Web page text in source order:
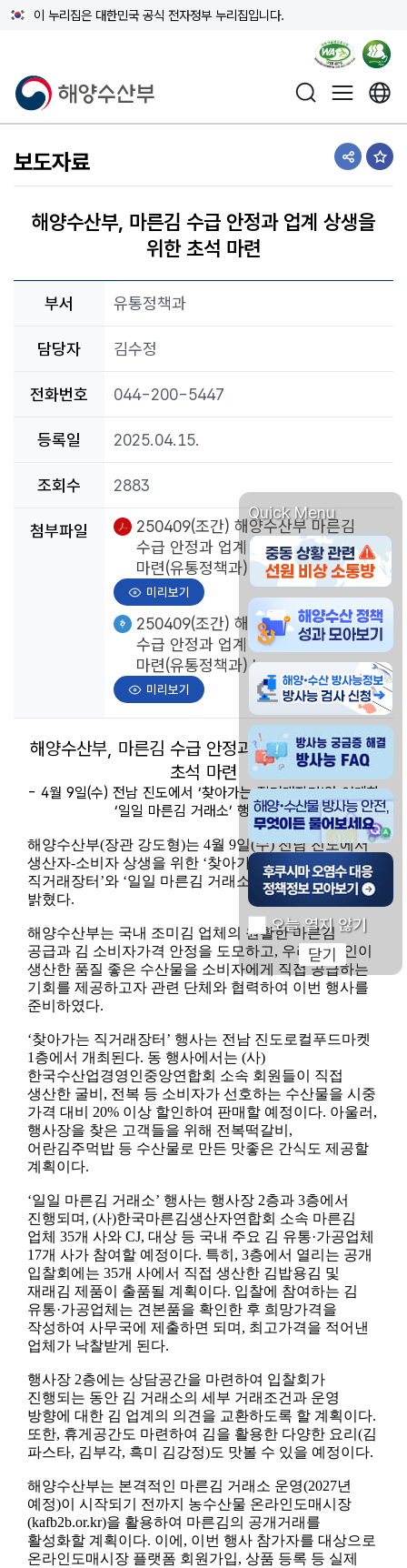
이 누리집은 대한민국 공식 전자정부 누리집입니다.
해양수산부
보도자료 공유하
즐
해양수산부, 마른김 수급 안정과 업계 상생을
위한 초석 마련
부서 유통정책과
담당자 김수정
전화번호 044-200-5447
등록일 2025.04.15.
조회수 2883
첨부파일 pdf파일
250409(조간) 해양수산부 마른김
수급 안정과 업계 상생을 위한 초석
마련(유통정책과).pdf
미리보기
한글파일
250409(조간) 해양수산부 마른김
수급 안정과 업계 상생을 위한 초석
마련(유통정책과).hwpx
미리보기
해양수산부, 마른김 수급 안정과 업계 상생을 위한
초석 마련
- 4월 9일(수) 전남 진도에서 ‘찾아가는 직거래장터’와 연계한
‘일일 마른김 거래소’ 행사 개최
해양수산부(장관 강도형)는 4월 9일(수) 전남 진도에서
생산자-소비자 상생을 위한 ‘찾아가는 수산물
직거래장터’와 ‘일일 마른김 거래소’ 행사를 개최한다고
밝혔다.
해양수산부는 국내 조미김 업체의 원활한 마른김
공급과 김 소비자가격 안정을 도모하고, 우리 어업인이
생산한 품질 좋은 수산물을 소비자에게 직접 공급하는
기회를 제공하고자 관련 단체와 협력하여 이번 행사를
준비하였다.
‘찾아가는 직거래장터’ 행사는 전남 진도로컬푸드마켓
1층에서 개최된다. 동 행사에서는 (사)
한국수산업경영인중앙연합회 소속 회원들이 직접
생산한 굴비, 전복 등 소비자가 선호하는 수산물을 시중
가격 대비 20% 이상 할인하여 판매할 예정이다. 아울러,
행사장을 찾은 고객들을 위해 전복떡갈비,
어란김주먹밥 등 수산물로 만든 맛좋은 간식도 제공할
계획이다.
‘일일 마른김 거래소’ 행사는 행사장 2층과 3층에서
진행되며, (사)한국마른김생산자연합회 소속 마른김
업체 35개 사와 CJ, 대상 등 국내 주요 김 유통·가공업체
17개 사가 참여할 예정이다. 특히, 3층에서 열리는 공개
입찰회에는 35개 사에서 직접 생산한 김밥용김 및
재래김 제품이 출품될 계획이다. 입찰에 참여하는 김
유통·가공업체는 견본품을 확인한 후 희망가격을
작성하여 사무국에 제출하면 되며, 최고가격을 적어낸
업체가 낙찰받게 된다.
행사장 2층에는 상담공간을 마련하여 입찰회가
진행되는 동안 김 거래소의 세부 거래조건과 운영
방향에 대한 김 업계의 의견을 교환하도록 할 계획이다.
또한, 휴게공간도 마련하여 김을 활용한 다양한 요리(김
파스타, 김부각, 흑미 김강정)도 맛볼 수 있을 예정이다.
해양수산부는 본격적인 마른김 거래소 운영(2027년
예정)이 시작되기 전까지 농수산물 온라인도매시장
(kafb2b.or.kr)을 활용하여 마른김의 공개거래를
활성화할 계획이다. 이에, 이번 행사 참가자를 대상으로
온라인도매시장 플랫폼 회원가입, 상품 등록 등 실제
Quick Menu
중동 상황관련 선원 비
해양수산물 방사능 안전
해양수산물 방사능정보
방사능 궁금증 해결 방
해양 수산물 방사능 안
후쿠시마 오염수 대응
오늘 열지 않기
닫기